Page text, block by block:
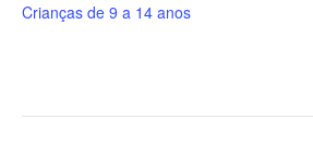
Crianças de 9 a 14 anos